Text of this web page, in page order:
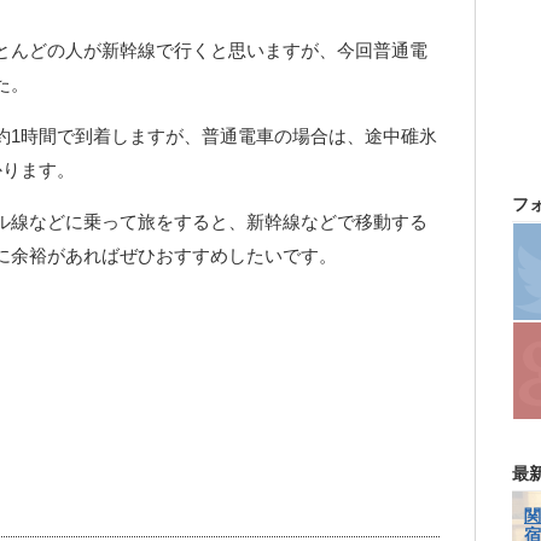
どの人が新幹線で行くと思いますが、今回普通電
時間で到着しますが、普通電車の場合は、途中碓氷
ます。
などに乗って旅をすると、新幹線などで移動する
裕があればぜひおすすめしたいです。
フ
最